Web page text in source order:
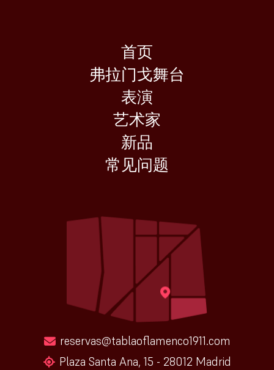
首页
弗拉门戈舞台
表演
艺术家
新品
常见问题
reservas@tablaoflamenco1911.com
Plaza Santa Ana, 15 - 28012 Madrid